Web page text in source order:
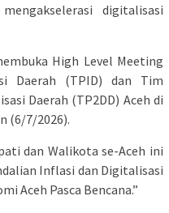
digitalisasi
High Level Meeting
Daerah (TPID) dan Tim
Daerah (TP2DD) Aceh di
(6/7/2026).
dan Walikota se-Aceh ini
Inflasi dan Digitalisasi
Aceh Pasca Bencana.”